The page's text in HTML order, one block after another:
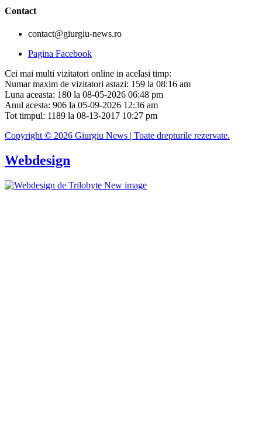
Contact
contact@giurgiu-news.ro
Pagina Facebook
Cei mai multi vizitatori online in acelasi timp:
Numar maxim de vizitatori astazi: 159 la 08:16 am
Luna aceasta: 180 la 08-05-2026 06:48 pm
Anul acesta: 906 la 05-09-2026 12:36 am
Tot timpul: 1189 la 08-13-2017 10:27 pm
Copyright © 2026 Giurgiu News | Toate drepturile rezervate.
Webdesign